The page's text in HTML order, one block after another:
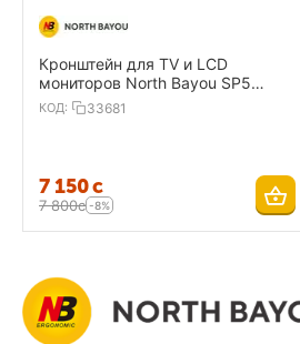
Кронштейн для TV и LCD
мониторов North Bayou SP5
настенный наклонно-поворотный
75"-110"
КОД: 33681
7 150с
7 800с -8%